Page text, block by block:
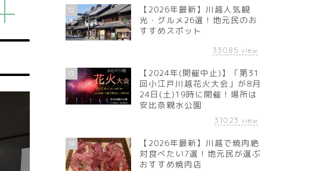
12
【2026年最新】川越人気観
光・グルメ26選！地元民のお
すすめスポット
33085 view
13
【2024年(開催中止)】「第31
回小江戸川越花火大会」が8月
24日(土)19時に開催！場所は
安比奈親水公園
31023 view
14
【2026年最新】川越で焼肉絶
対食べたい7選！地元民が選ぶ
おすすめ焼肉店